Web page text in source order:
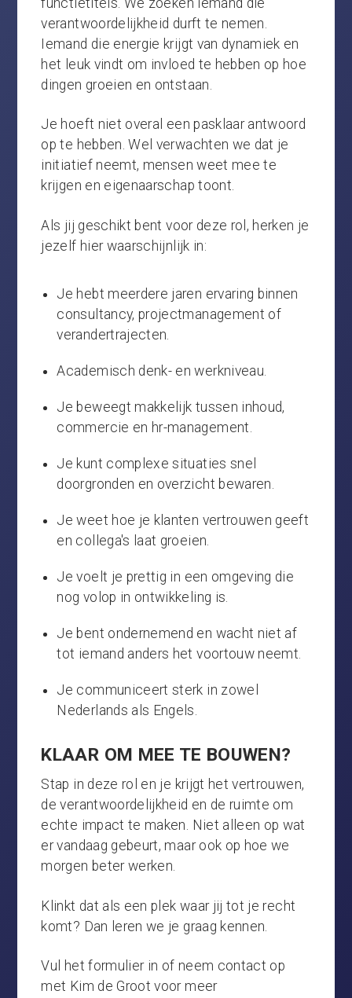
verantwoordelijkheid durft te nemen.
Iemand die energie krijgt van dynamiek en
het leuk vindt om invloed te hebben op hoe
dingen groeien en ontstaan.
Je hoeft niet overal een pasklaar antwoord
op te hebben. Wel verwachten we dat je
initiatief neemt, mensen weet mee te
krijgen en eigenaarschap toont.
Als jij geschikt bent voor deze rol, herken je
jezelf hier waarschijnlijk in:
Je hebt meerdere jaren ervaring binnen
consultancy, projectmanagement of
verandertrajecten.
Academisch denk- en werkniveau.
Je beweegt makkelijk tussen inhoud,
commercie en hr-management.
Je kunt complexe situaties snel
doorgronden en overzicht bewaren.
Je weet hoe je klanten vertrouwen geeft
en collega's laat groeien.
Je voelt je prettig in een omgeving die
nog volop in ontwikkeling is.
Je bent ondernemend en wacht niet af
tot iemand anders het voortouw neemt.
Je communiceert sterk in zowel
Nederlands als Engels.
KLAAR OM MEE TE BOUWEN?
Stap in deze rol en je krijgt het vertrouwen,
de verantwoordelijkheid en de ruimte om
echte impact te maken. Niet alleen op wat
er vandaag gebeurt, maar ook op hoe we
morgen beter werken.
Klinkt dat als een plek waar jij tot je recht
komt? Dan leren we je graag kennen.
Vul het formulier in of neem contact op
met Kim de Groot voor meer